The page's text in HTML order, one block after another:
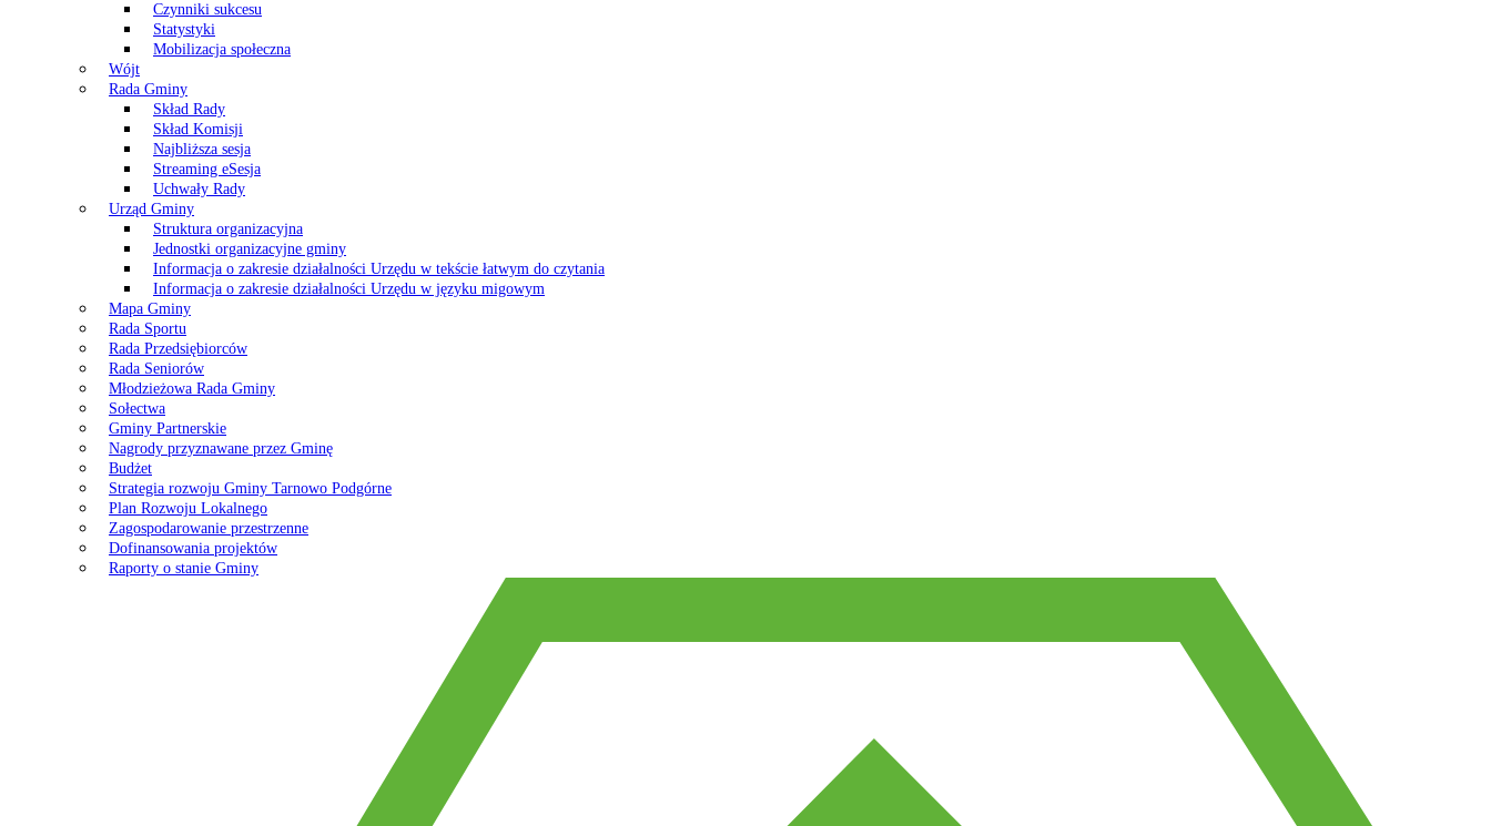
Czynniki sukcesu
Statystyki
Mobilizacja społeczna
Wójt
Rada Gminy
Skład Rady
Skład Komisji
Najbliższa sesja
Streaming eSesja
Uchwały Rady
Urząd Gminy
Struktura organizacyjna
Jednostki organizacyjne gminy
Informacja o zakresie działalności Urzędu w tekście łatwym do czytania
Informacja o zakresie działalności Urzędu w języku migowym
Mapa Gminy
Rada Sportu
Rada Przedsiębiorców
Rada Seniorów
Młodzieżowa Rada Gminy
Sołectwa
Gminy Partnerskie
Nagrody przyznawane przez Gminę
Budżet
Strategia rozwoju Gminy Tarnowo Podgórne
Plan Rozwoju Lokalnego
Zagospodarowanie przestrzenne
Dofinansowania projektów
Raporty o stanie Gminy